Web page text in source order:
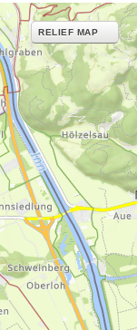
RELIEF MAP